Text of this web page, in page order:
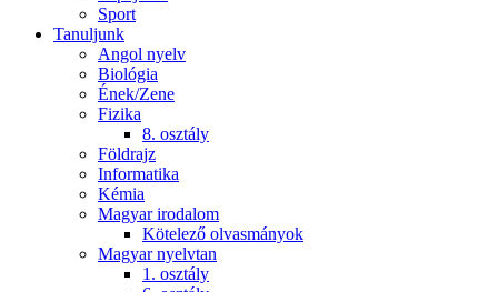
Sport
Tanuljunk
Angol nyelv
Biológia
Ének/Zene
Fizika
8. osztály
Földrajz
Informatika
Kémia
Magyar irodalom
Kötelező olvasmányok
Magyar nyelvtan
1. osztály